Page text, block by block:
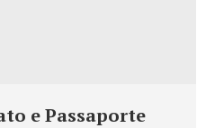
e Passaporte